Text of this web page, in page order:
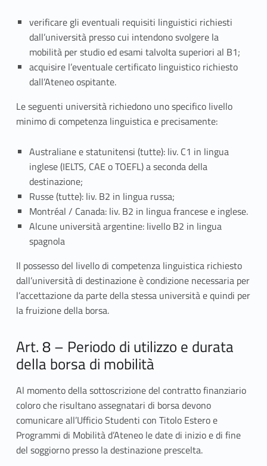
verificare gli eventuali requisiti linguistici richiesti
dall’università presso cui intendono svolgere la
mobilità per studio ed esami talvolta superiori al B1;
acquisire l’eventuale certificato linguistico richiesto
dall’Ateneo ospitante.
Le seguenti università richiedono uno specifico livello
minimo di competenza linguistica e precisamente:
Australiane e statunitensi (tutte): liv. C1 in lingua
inglese (IELTS, CAE o TOEFL) a seconda della
destinazione;
Russe (tutte): liv. B2 in lingua russa;
Montréal / Canada: liv. B2 in lingua francese e inglese.
Alcune università argentine: livello B2 in lingua
spagnola
Il possesso del livello di competenza linguistica richiesto
dall’università di destinazione è condizione necessaria per
l’accettazione da parte della stessa università e quindi per
la fruizione della borsa.
Art. 8 – Periodo di utilizzo e durata
della borsa di mobilità
Al momento della sottoscrizione del contratto finanziario
coloro che risultano assegnatari di borsa devono
comunicare all’Ufficio Studenti con Titolo Estero e
Programmi di Mobilità d’Ateneo le date di inizio e di fine
del soggiorno presso la destinazione prescelta.